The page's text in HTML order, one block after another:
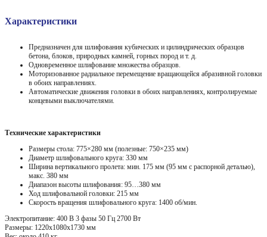
Характеристики
Предназначен для шлифования кубических и цилиндрических образцов
бетона, блоков, природных камней, горных пород и т. д.
Одновременное шлифование множества образцов.
Моторизованное радиальное перемещение вращающейся абразивной головки
в обоих направлениях.
Автоматические движения головки в обоих направлениях, контролируемые
концевыми выключателями.
Технические характеристики
Размеры стола: 775×280 мм (полезные: 750×235 мм)
Диаметр шлифовального круга: 330 мм
Ширина вертикального пролета: мин. 175 мм (95 мм с распорной деталью),
макс. 380 мм
Диапазон высоты шлифования: 95…380 мм
Ход шлифовальной головки: 215 мм
Скорость вращения шлифовального круга: 1400 об/мин.
Электропитание: 400 В 3 фазы 50 Гц 2700 Вт
Размеры: 1220x1080x1730 мм